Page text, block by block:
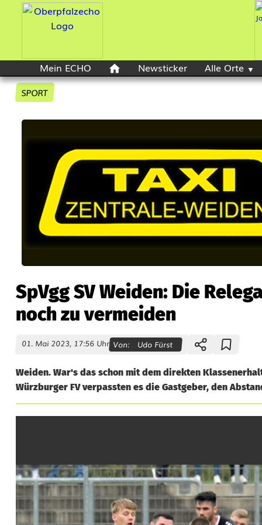
Mein ECHO Newsticker Alle Orte
SPORT
SpVgg SV Weiden: Die
noch zu vermeiden
01. Mai 2023, 17:56 Uhr Von: Udo Fürst
Weiden. War's das schon mit dem direkten
Würzburger FV verpassten es die Gastgeber, den
V
g
g